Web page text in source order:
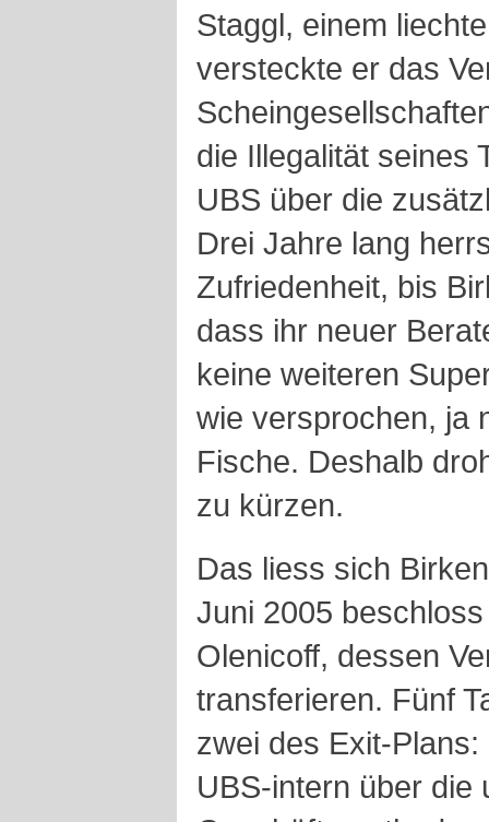
Staggl, einem
versteckte er das
die Illegalität seines
UBS über die
Drei Jahre lang
Zufriedenheit, bis
dass ihr neuer
keine weiteren
wie versprochen, ja
Fische. Deshalb
zu kürzen.
Das liess sich
Juni 2005
Olenicoff, dessen
transferieren. Fünf
zwei des Exit-
UBS-intern über die